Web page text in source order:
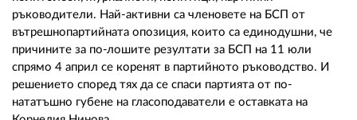
ръководители. Най-активни са членовете на БСП от
вътрешнопартийната опозиция, които са единодушни, че
причините за по-лошите резултати за БСП на 11 юли
спрямо 4 април се коренят в партийното ръководство. И
решението според тях да се спаси партията от по-
нататъшно губене на гласоподаватели е оставката на